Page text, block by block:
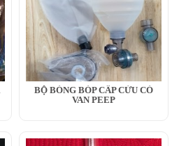
BỘ BÓNG BÓP CẤP CỨU CÓ
VAN PEEP